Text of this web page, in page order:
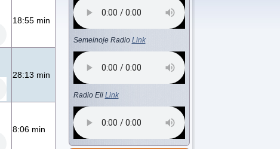
18:55 min
28:13 min
8:06 min
Semeinoje Radio Link
Radio Eli Link